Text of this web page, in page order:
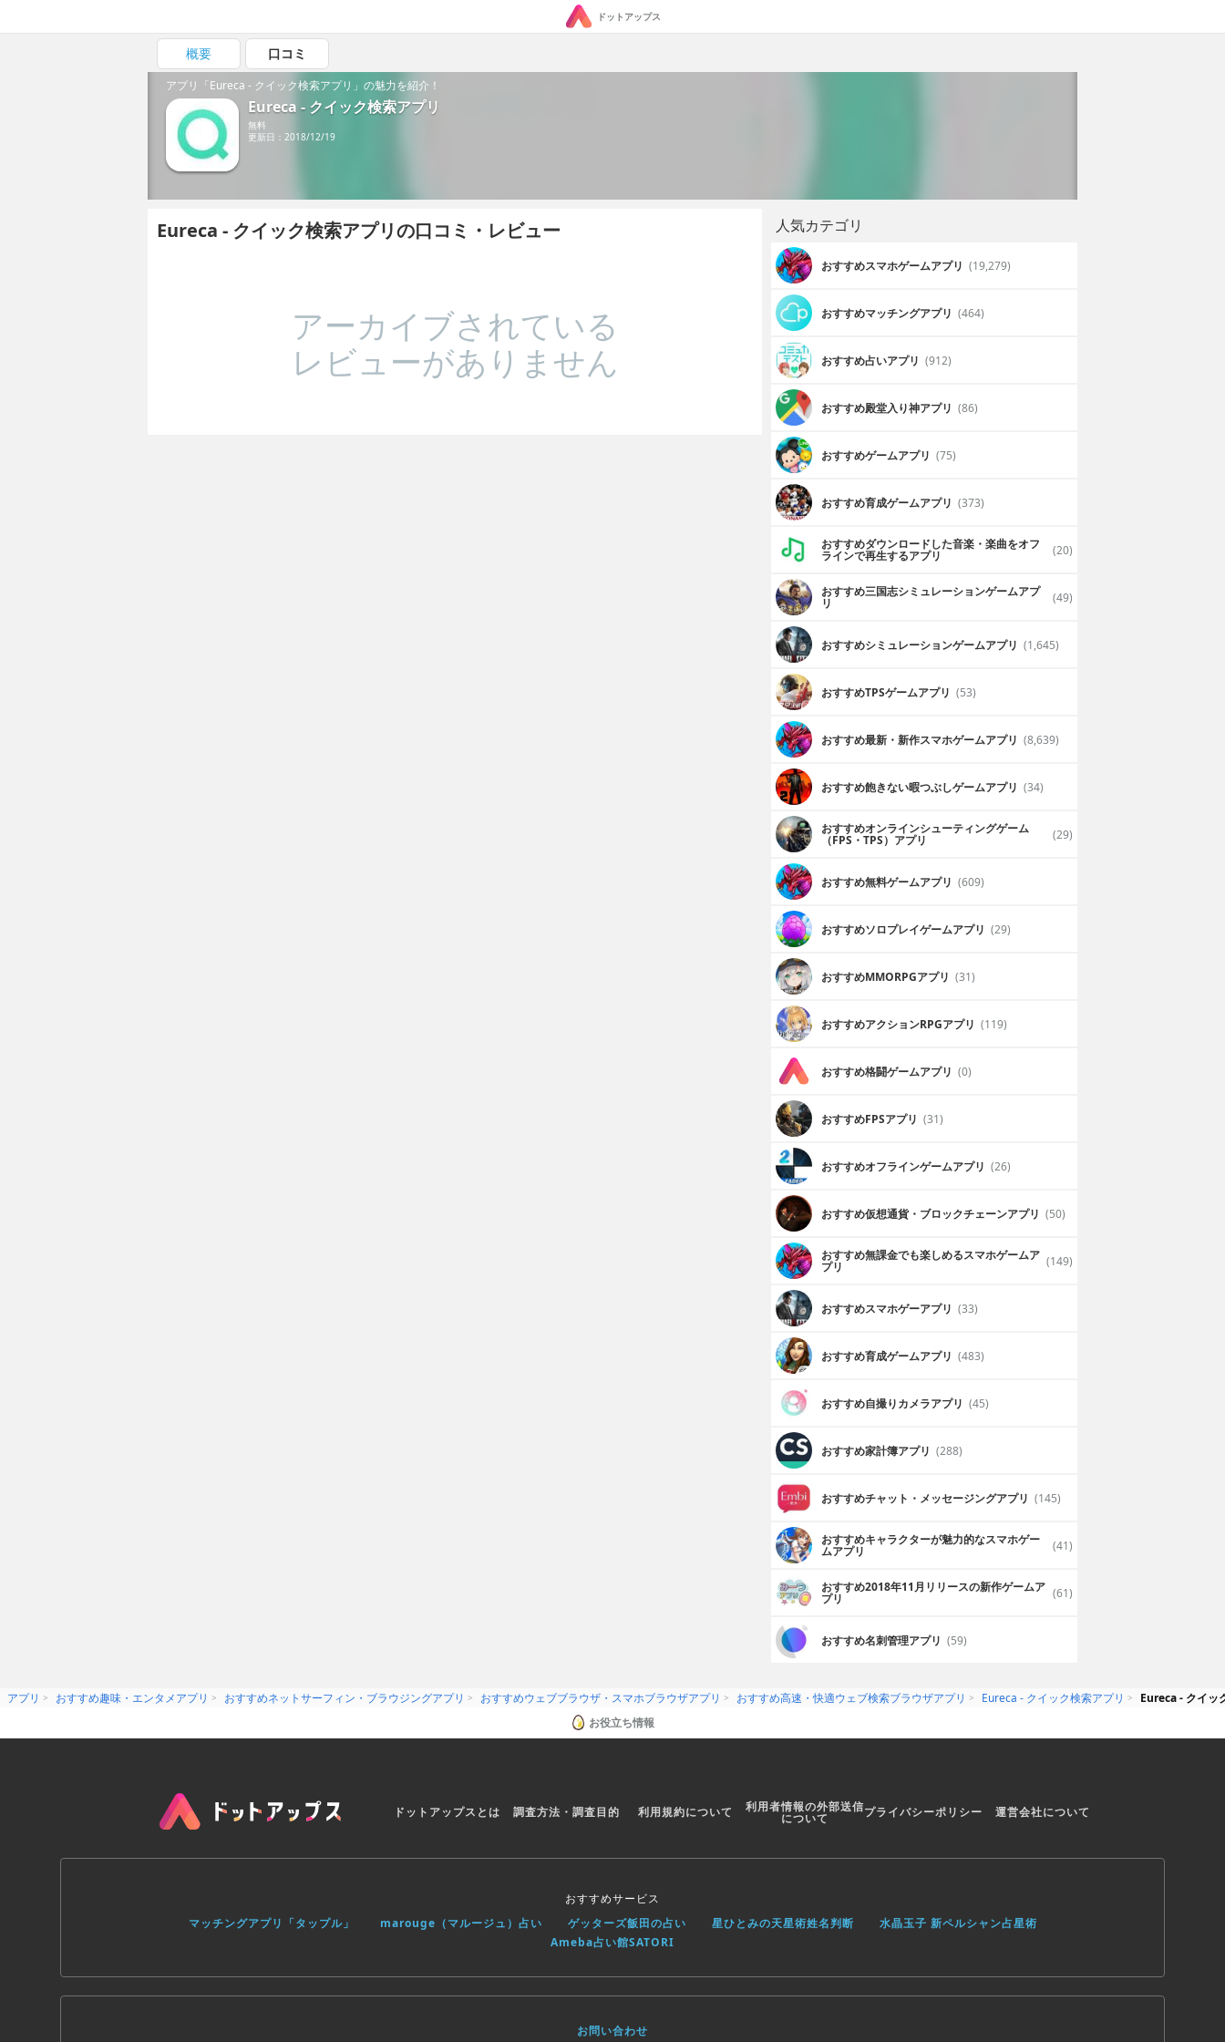
ドットアップス
概要 口コミ
アプリ「Eureca - クイック検索アプリ」の魅力を紹介！
Eureca - クイック検索アプリ
無料
更新日：2018/12/19
Eureca - クイック検索アプリの口コミ・レビュー
アーカイブされている
レビューがありません
人気カテゴリ
おすすめスマホゲームアプリ (19,279)
おすすめマッチングアプリ (464)
おすすめ占いアプリ (912)
おすすめ殿堂入り神アプリ (86)
おすすめゲームアプリ (75)
おすすめ育成ゲームアプリ (373)
おすすめダウンロードした音楽・楽曲をオフ
ラインで再生するアプリ (20)
おすすめ三国志シミュレーションゲームアプ
リ (49)
おすすめシミュレーションゲームアプリ (1,645)
おすすめTPSゲームアプリ (53)
おすすめ最新・新作スマホゲームアプリ (8,639)
おすすめ飽きない暇つぶしゲームアプリ (34)
おすすめオンラインシューティングゲーム
（FPS・TPS）アプリ (29)
おすすめ無料ゲームアプリ (609)
おすすめソロプレイゲームアプリ (29)
おすすめ MMORPGアプリ (31)
おすすめアクションRPGアプリ (119)
おすすめ格闘ゲームアプリ (0)
おすすめFPSアプリ (31)
おすすめオフラインゲームアプリ (26)
おすすめ仮想通貨・ブロックチェーンアプリ (50)
おすすめ無課金でも楽しめるスマホゲームア
プリ (149)
おすすめスマホゲーアプリ (33)
おすすめ育成ゲームアプリ (483)
おすすめ自撮りカメラアプリ (45)
おすすめ家計簿アプリ (288)
おすすめチャット・メッセージングアプリ (145)
おすすめキャラクターが魅力的なスマホゲー
ムアプリ (41)
おすすめ2018年11月リリースの新作ゲームア
プリ (61)
おすすめ名刺管理アプリ (59)
アプリ おすすめ趣味・エンタメアプリ おすすめネットサーフィン・ブラウジングアプリ おすすめウェブブラウザ・スマホブラウザアプリ おすすめ高速・快適ウェブ検索ブラウザアプリ Eureca - クイック検索アプリ
Eureca - クイッ
お役立ち情報
ドットアップスとは 調査方法・調査目的 利用規約について 利用者情報の外部送信
について プライバシーポリシー 運営会社について
おすすめサービス
マッチングアプリ「タップル」
marouge（マルージュ）占い ゲッターズ飯田の占い 星ひとみの天星術姓名判断
水晶玉子 新ペルシャン占星術
Ameba占い館SATORI
お問い合わせ